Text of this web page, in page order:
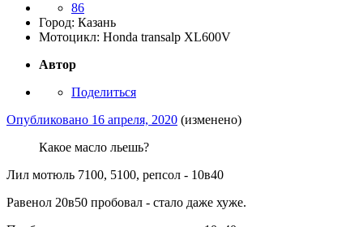
86
Город: Казань
Мотоцикл: Honda transalp XL600V
Автор
Поделиться
Опубликовано 16 апреля, 2020 (изменено)
Какое масло льешь?
Лил мотюль 7100, 5100, репсол - 10в40
Равенол 20в50 пробовал - стало даже хуже.